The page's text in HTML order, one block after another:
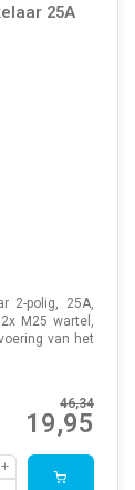
25A
2-polig, 25A,
M25 wartel,
van het
46,34
19,95